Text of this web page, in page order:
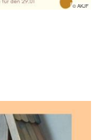
© AKJF